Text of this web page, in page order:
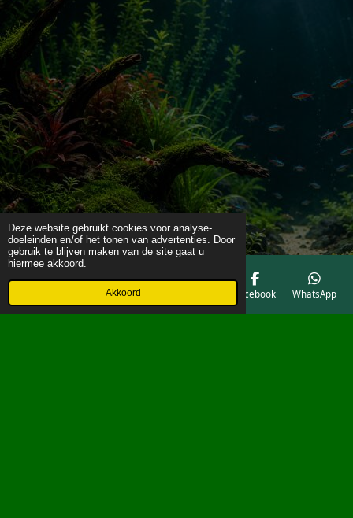
Deze website gebruikt cookies voor analyse-
doeleinden en/of het tonen van advertenties. Door
gebruik te blijven maken van de site gaat u
hiermee akkoord.
Akkoord
Telefoonnummer Facebook WhatsApp